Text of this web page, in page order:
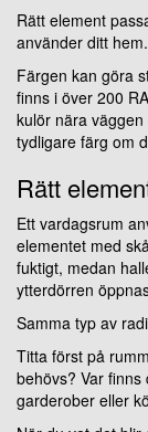
Rätt element
använder ditt hem.
Färgen kan göra
finns i över 200
kulör nära
tydligare färg om
Rätt
Ett vardagsrum
elementet med
fuktigt, medan
ytterdörren
Samma typ av
Titta först på
behövs? Var
garderober eller